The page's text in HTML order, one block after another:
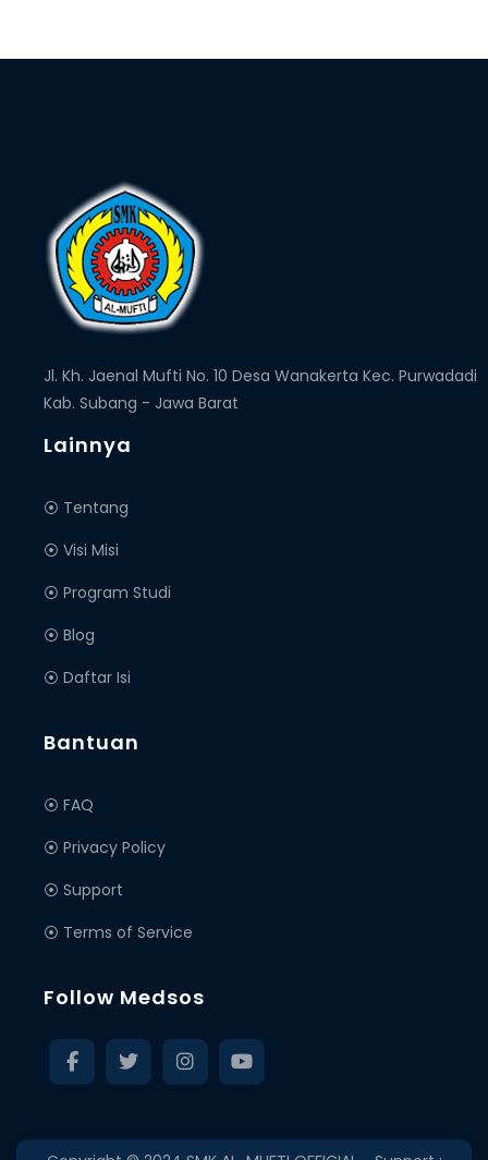
Jl. Kh. Jaenal Mufti No. 10 Desa Wanakerta Kec. Purwadadi
Kab. Subang - Jawa Barat
Lainnya
⦿ Tentang
⦿ Visi Misi
⦿ Program Studi
⦿ Blog
⦿ Daftar Isi
Bantuan
⦿ FAQ
⦿ Privacy Policy
⦿ Support
⦿ Terms of Service
Follow Medsos